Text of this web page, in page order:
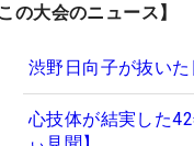
この大会のニュース】
渋野日向子が抜い
心技体が結実した